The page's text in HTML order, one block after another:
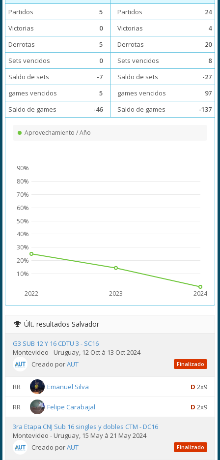
Partidos
5
Victorias
0
Derrotas
5
Sets vencidos
0
Saldo de sets
-7
games vencidos
5
Saldo de games
-46
Partidos
24
Victorias
4
Derrotas
20
Sets vencidos
8
Saldo de sets
-27
games vencidos
97
Saldo de games
-137
Aprovechamiento / Año
2022 2023 2024
10%
20%
30%
40%
50%
60%
70%
80%
90%
Últ. resultados Salvador
G3 SUB 12 Y 16 CDTU 3 - SC16
Montevideo - Uruguay, 12 Oct à 13 Oct 2024
Creado porAUT Finalizado
RR Emanuel Silva D 2x9
RR Felipe Carabajal D 2x9
3ra Etapa CNJ Sub 16 singles y dobles CTM - DC16
Montevideo - Uruguay, 15 May à 21 May 2024
Creado porAUT Finalizado